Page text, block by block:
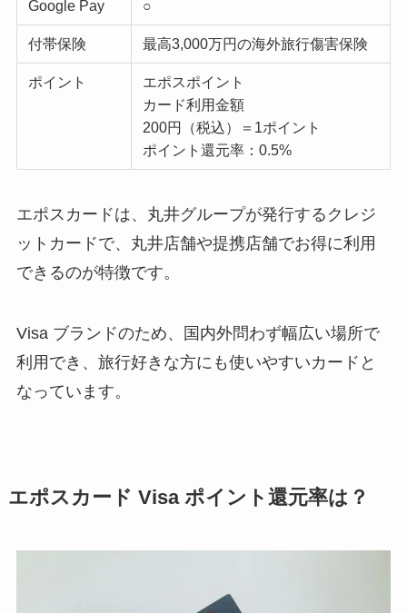
Google Pay ○
付帯保険 最高3,000万円の海外旅行傷害保険
ポイント
エポスポイント
カード利用金額
200円（税込）＝1ポイント
ポイント還元率：0.5%
エポスカードは、丸井グループが発行するクレジ
ットカードで、丸井店舗や提携店舗でお得に利用
できるのが特徴です。
Visa ブランドのため、国内外問わず幅広い場所で
利用でき、旅行好きな方にも使いやすいカードと
なっています。
エポスカード Visa ポイント還元率は？